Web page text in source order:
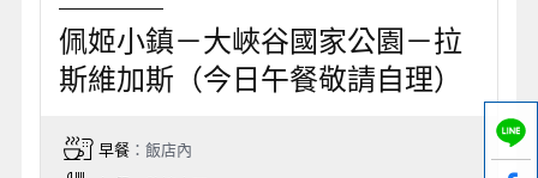
住宿 ：Best Western 或同等級
谷，此處沙岩經過水與風的藝術創作，當陽光自上
灑下，讚嘆連連。峽谷中多的是從事攝影的專家，